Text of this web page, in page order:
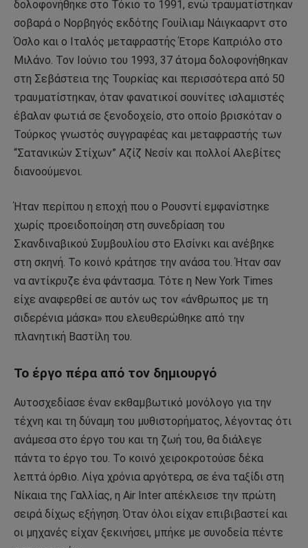
δολοφονήθηκε στο Τόκιο το 1991, ενώ τραυματίστηκαν
σοβαρά ο Νορβηγός εκδότης Γουίλιαμ Νάιγκααρντ στο
Όσλο και ο Ιταλός μεταφραστής Έτορε Καπριόλο στο
Μιλάνο. Τον Ιούνιο του 1993, 37 άτομα δολοφονήθηκαν
στη Σεβάστεια της Τουρκίας και περισσότερα από 50
τραυματίστηκαν, όταν φανατικοί σουνίτες ισλαμιστές
έβαλαν φωτιά σε ξενοδοχείο, στο οποίο βρισκόταν ο
Τούρκος γνωστός συγγραφέας και μεταφραστής των
“Σατανικών Στίχων” Αζίζ Νεσίν και πολλοί Αλεβίτες
διανοούμενοι.
Ήταν περίπου η εποχή που ο Ρουσντί εμφανίστηκε
χωρίς προειδοποίηση στη συνεδρίαση του
Σκανδιναβικού Συμβουλίου στο Ελσίνκι και ανέβηκε
στη σκηνή. Το κοινό κράτησε την ανάσα του. Ήταν σαν
να αντίκρυζε ένα φάντασμα. Τότε η New York Times
είχε αναφερθεί σε αυτόν ως τον «άνθρωπος με τη
σιδερένια μάσκα» που ελευθερώθηκε από την
πλανητική Βαστίλη του.
Το έργο πέρα από τον δημιουργό
Αυτοσχεδίασε έναν εκθαμβωτικό μονόλογο για την
τέχνη και τη δύναμη του μυθιστορήματος, λέγοντας ότι
ανάμεσα στο έργο του και τη ζωή του, θα διάλεγε
πάντα το έργο του. Το κοινό χειροκροτούσε δέκα
λεπτά όρθιο. Λίγα χρόνια αργότερα, σε ένα ταξίδι στη
Νίκαια της Γαλλίας, η Air Inter απέκλεισε την πρώτη
σειρά δίχως εξήγηση. Όταν όλοι είχαν επιβιβαστεί και
οι μηχανές είχαν ξεκινήσει, μπήκε με συνοδεία πέντε